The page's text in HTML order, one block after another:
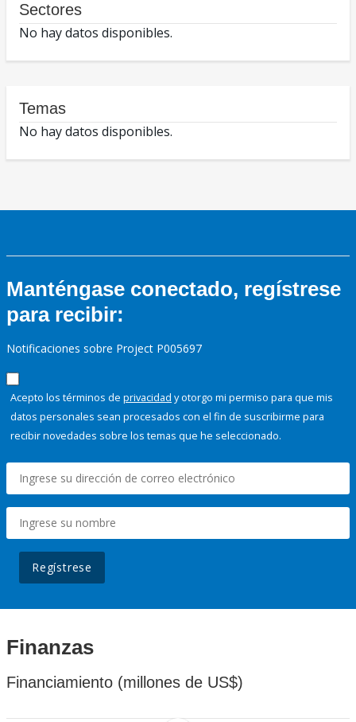
Sectores
No hay datos disponibles.
Temas
No hay datos disponibles.
Manténgase conectado, regístrese
para recibir:
Notificaciones sobre Project P005697
Acepto los términos de privacidad y otorgo mi permiso para que mis
datos personales sean procesados con el fin de suscribirme para
recibir novedades sobre los temas que he seleccionado.
Regístrese
Finanzas
Financiamiento (millones de US$)